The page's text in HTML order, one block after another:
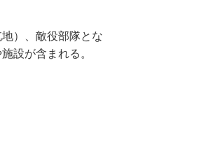
）、敵役部隊とな
設が含まれる。